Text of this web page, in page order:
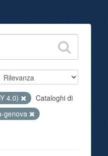
4.0)
Cataloghi di
genova